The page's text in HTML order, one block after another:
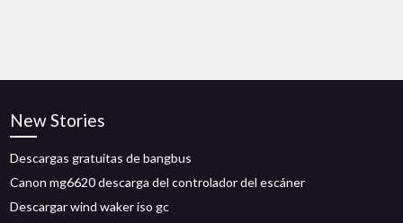
New Stories
Descargas gratuitas de bangbus
Canon mg6620 descarga del controlador del escáner
Descargar wind waker iso gc